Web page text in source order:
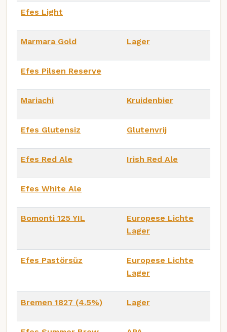
Efes Light
Marmara Gold Lager
Efes Pilsen Reserve
Mariachi Kruidenbier
Efes Glutensiz Glutenvrij
Efes Red Ale Irish Red Ale
Efes White Ale
Bomonti 125 YIL
Europese Lichte
Lager
Efes Pastörsüz
Europese Lichte
Lager
Bremen 1827 (4.5%) Lager